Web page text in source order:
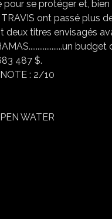
se protéger et,
TRAVIS ont passé plus
deux titres envisagés
487 $.
: 2/10